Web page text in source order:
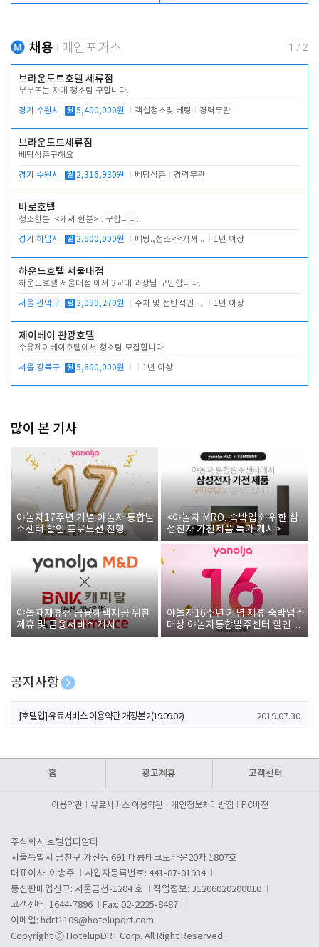
채용 메인포커스 1 / 2
브라운도트호텔 세류점
부부또는 자매 청소팀 구합니다.
경기 수원시 월 5,400,000원 객실청소및 베팅 경력무관
브라운도트세류점
베팅삼촌구해요
경기 수원시 월 2,316,930원 베팅삼촌 경력무관
바로호텔
청소한분..<캐셔 한분>.. 구합니다.
경기 하남시 월 2,600,000원 베팅.,청소<<캐셔 모셔봅니다. 1년 이상
하운드호텔 서울대점
하운드호텔 서울대점 에서 3교대 과장님 구인합니다.
서울 관악구 월 3,099,270원 주차 및 전반적인 당번업무 1년 이상
제이베이 관광호텔
수유제이베이호텔에서 청소팀 모집합니다
서울 강북구 월 5,600,000원 1년 이상
많이 본 기사
야놀자17주년 기념 야놀자 통합발
주센터 할인 프로모션 진행
<야놀자 MRO, 숙박업소 위한 삼
성전자 가전제품 특가 개시>
야놀자제휴점 금융혜택제공 위한
제휴 및 금융서비스 게시
야놀자16주년 기념 제휴 숙박업주
대상 야놀자통합발주센터 할인쿠
폰 증정
공지사항
[호텔업] 개인정보 처리방침 개정본1 (19.09.02)
[호텔업] 유료서비스 이용약관 개정본2 (19.09.02) 2019.07.30
홈 광고제휴 고객센터
이용약관 유료서비스 이용약관 개인정보처리방침 PC버전
주식회사 호텔업디알티
서울특별시 금천구 가산동 691 대륭테크노타운20차 1807호
대표이사: 이송주
사업자등록번호: 441-87-01934
통신판매업신고: 서울금천-1204 호
직업정보: J1206020200010
고객센터: 1644-7896
Fax: 02-2225-8487
이메일: hdrt1109@hotelupdrt.com
Copyright ⓒ HotelupDRT Corp. All Right Reserved.